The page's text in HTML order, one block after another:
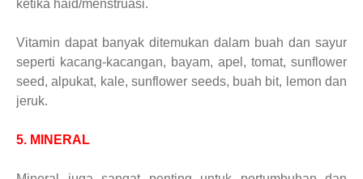
ketika haid/menstruasi.
Vitamin dapat banyak ditemukan dalam buah dan sayur
seperti kacang-kacangan, bayam, apel, tomat, sunflower
seed, alpukat, kale, sunflower seeds, buah bit, lemon dan
jeruk.
5. MINERAL